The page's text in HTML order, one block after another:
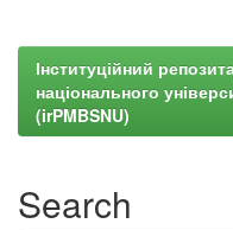
Інституційний
національного
(irPMBSNU)
Search